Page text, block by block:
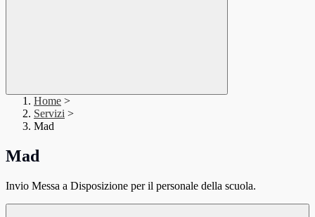
Home >
Servizi >
Mad
Mad
Invio Messa a Disposizione per il personale della scuola.